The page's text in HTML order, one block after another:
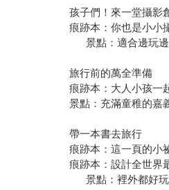
孩子們！來一堂攝影
痕跡本：你也是小小
景點：適合邊玩
旅行前的萬全準備
痕跡本：大人小孩一
景點：充滿童稚的嘉
帶一本書去旅行
痕跡本：這一頁的小
痕跡本：設計全世界
景點：裡外都好